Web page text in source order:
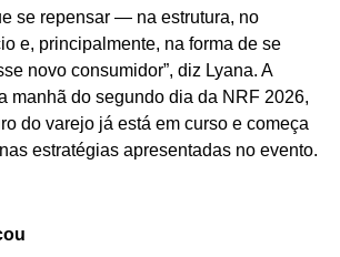
se repensar — na estrutura, no
e, principalmente, na forma de se
novo consumidor”, diz Lyana. A
manhã do segundo dia da NRF 2026,
do varejo já está em curso e começa
estratégias apresentadas no evento.